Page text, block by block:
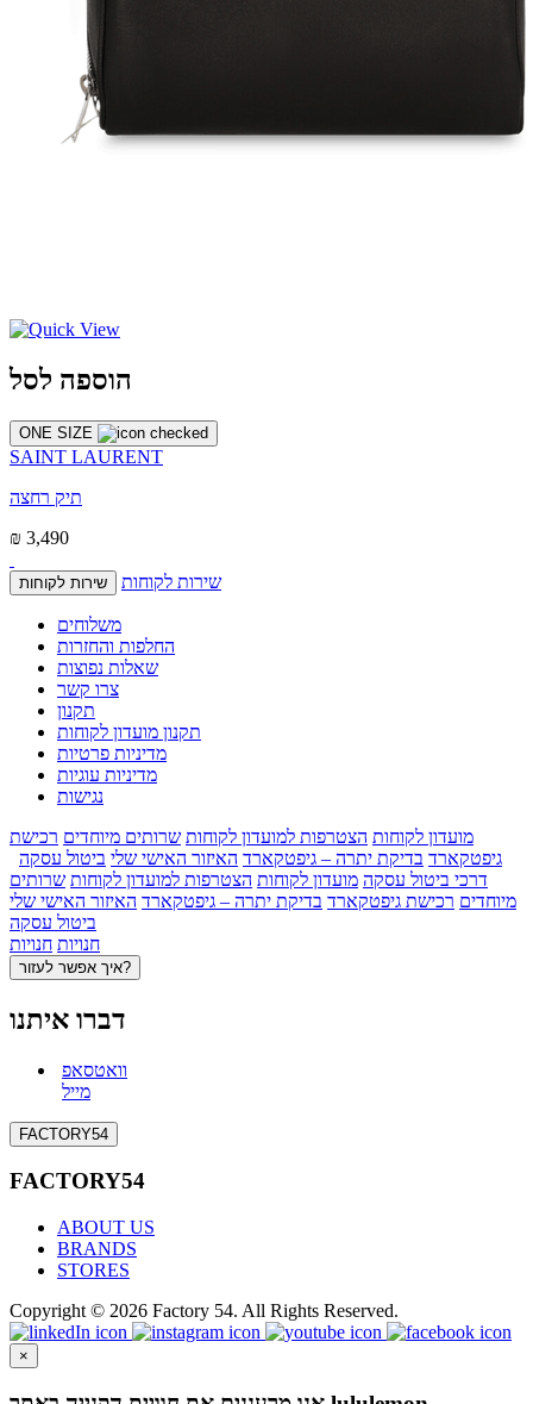
הוספה לסל
ONE SIZE
SAINT LAURENT
תיק רחצה
₪ 3,490
שירות לקוחות שירות לקוחות
משלוחים
החלפות והחזרות
שאלות נפוצות
צרו קשר
תקנון
תקנון מועדון לקוחות
מדיניות פרטיות
מדיניות עוגיות
נגישות
מועדון לקוחות הצטרפות למועדון לקוחות שרותים מיוחדים רכישת
גיפטקארד בדיקת יתרה – גיפטקארד האיזור האישי שלי ביטול עסקה
דרכי ביטול עסקה מועדון לקוחות הצטרפות למועדון לקוחות שרותים
מיוחדים רכישת גיפטקארד בדיקת יתרה – גיפטקארד האיזור האישי שלי
ביטול עסקה
חנויות חנויות
איך אפשר לעזור?
דברו איתנו
וואטסאפ
מייל
FACTORY54
FACTORY54
ABOUT US
BRANDS
STORES
Copyright © 2026 Factory 54. All Rights Reserved.
×